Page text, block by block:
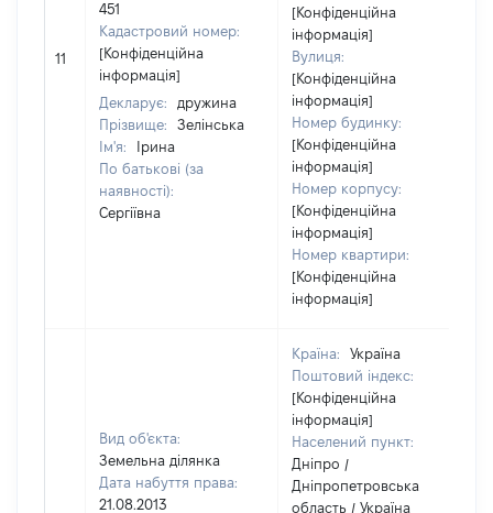
11
451
Кадастровий номер:
[Конфіденційна
інформація]
Декларує:
дружина
Прізвище:
Зелінська
Ім'я:
Ірина
По батькові (за
наявності):
Сергіївна
[Конфіденційна
інформація]
Вулиця:
[Конфіденційна
інформація]
Номер будинку:
[Конфіденційна
інформація]
Номер корпусу:
[Конфіденційна
інформація]
Номер квартири:
[Конфіденційна
інформація]
Вид об'єкта:
Земельна ділянка
Дата набуття права:
21.08.2013
Країна:
Україна
Поштовий індекс:
[Конфіденційна
інформація]
Населений пункт:
Дніпро /
Дніпропетровська
область / Україна